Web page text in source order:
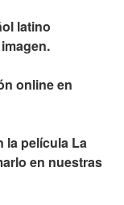
latino
online en
la película La
en nuestras